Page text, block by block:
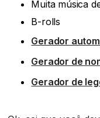
Muita música
B-rolls
Gerador
Gerador de
Gerador de